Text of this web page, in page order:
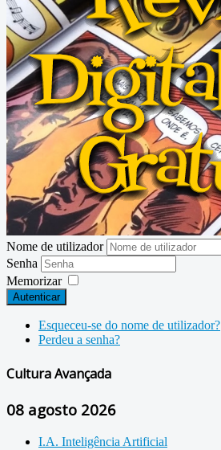
Nome de utilizador
Senha
Memorizar
Autenticar
Esqueceu-se do nome de utilizador?
Perdeu a senha?
Cultura Avançada
08 agosto 2026
I.A. Inteligência Artificial